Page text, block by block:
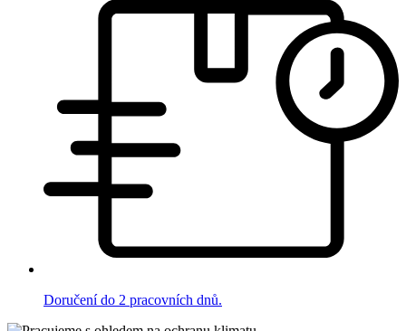
Doručení do 2 pracovních dnů.